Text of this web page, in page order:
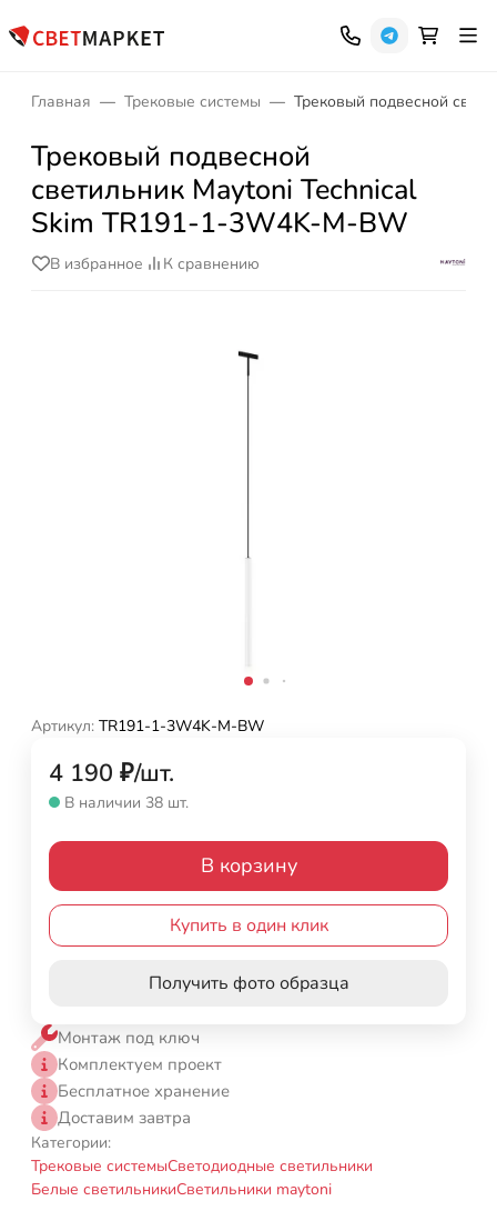
Главная Трековые системы Трековый подвесной
Трековый подвесной
светильник Maytoni Technical
Skim TR191-1-3W4K-M-BW
В избранное К сравнению
Артикул: TR191-1-3W4K-M-BW
4 190 ₽/шт.
В наличии 38 шт.
В корзину
Купить в один клик
Получить фото образца
Монтаж под ключ
Комплектуем проект
Бесплатное хранение
Доставим завтра
Категории:
Трековые системыСветодиодные светильники
Белые светильникиСветильники maytoni